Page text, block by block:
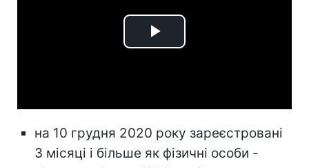
Play
на 10 грудня 2020 року зареєстровані
3 місяці і більше як фізичні особи -